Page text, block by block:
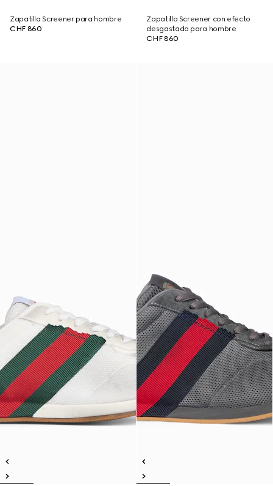
Zapatilla Screener para hombre
CHF 860
Zapatilla Screener con efecto
desgastado para hombre
CHF 860